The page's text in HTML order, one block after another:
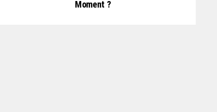
Moment ?